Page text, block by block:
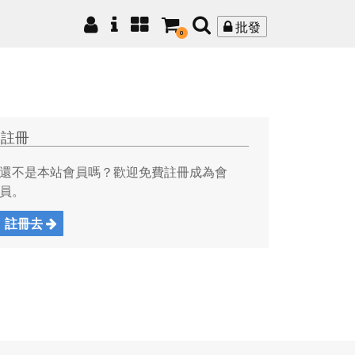
0 批發
註冊
不是本站會員嗎？歡迎免費註冊成為會
。
註冊去